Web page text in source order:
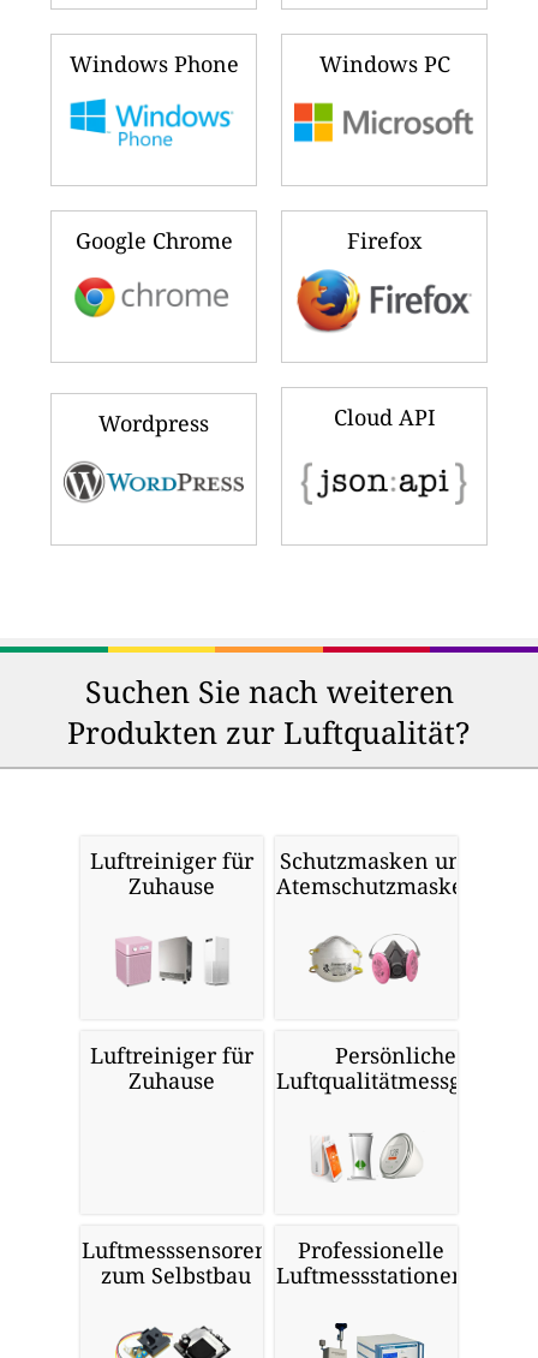
Windows Phone Windows PC
Google Chrome Firefox
Wordpress Cloud API
Suchen Sie nach weiteren
Produkten zur Luftqualität?
Luftreiniger für
Zuhause
Schutzmasken und
Atemschutzmasken
Luftreiniger für
Zuhause
Persönliche
Luftqualitätmessgeräte
Luftmesssensoren
zum Selbstbau
Professionelle
Luftmessstationen